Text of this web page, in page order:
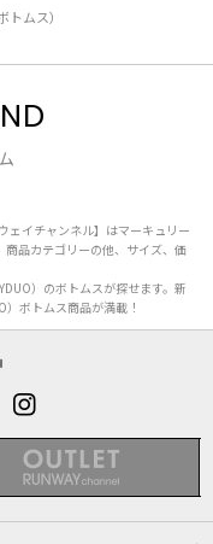
トムス）
ェイチャンネル】はマーキュリー
商品カテゴリーの他、サイズ、価
）のボトムスが探せます。新
）ボトムス商品が満載！